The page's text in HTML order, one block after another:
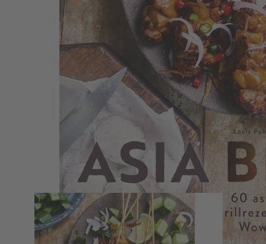
Zum Anfang der Bildergalerie springen
Asia BBQ